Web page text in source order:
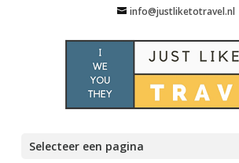
info@justliketotravel.nl
Selecteer een pagina